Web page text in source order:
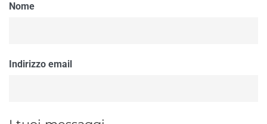
Nome
Indirizzo email